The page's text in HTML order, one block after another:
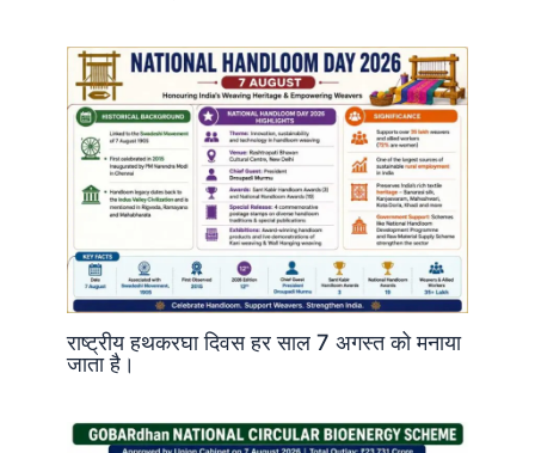
राष्ट्रीय हथकरघा दिवस हर साल 7 अगस्त को मनाया
जाता है।